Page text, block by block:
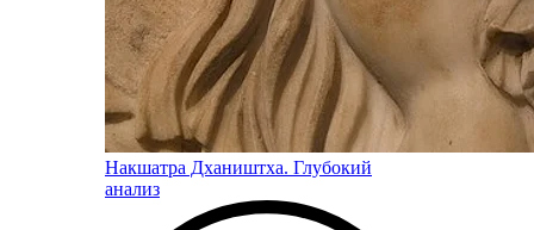
Накшатра Дхаништха. Глубокий
анализ